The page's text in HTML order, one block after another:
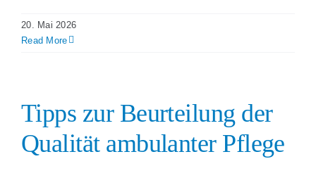
20. Mai 2026
Read More
Tipps zur Beurteilung der
Qualität ambulanter Pflege